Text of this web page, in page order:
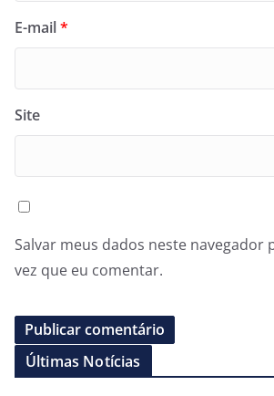
E-mail*
Site
Salvar meus dados neste navegador
vez que eu comentar.
Últimas Notícias